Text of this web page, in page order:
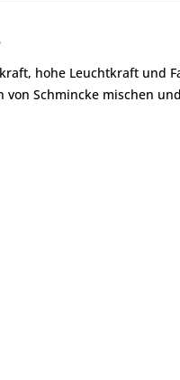
hohe Leuchtkraft und
Schmincke mischen